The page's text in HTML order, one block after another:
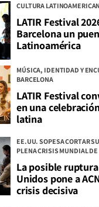
CULTURA
LATIR Festival
Barcelona un
Latinoamérica
MÚSICA, IDENTIDAD Y
BARCELONA
LATIR Festival
en una
latina
EE.UU. SOPESA CORTAR
PLENA CRISIS MUNDIAL
La posible
Unidos pone a
crisis decisiva